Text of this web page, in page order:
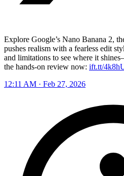
Explore Google’s Nano Banana 2,
pushes realism with a fearless edit
and limitations to see where it
the hands-on review now: ift.tt/
12:11 AM · Feb 27, 2026